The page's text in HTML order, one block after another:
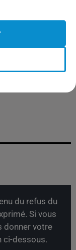
des familles
du refus du
Si vous
donner votre
ci-dessous.